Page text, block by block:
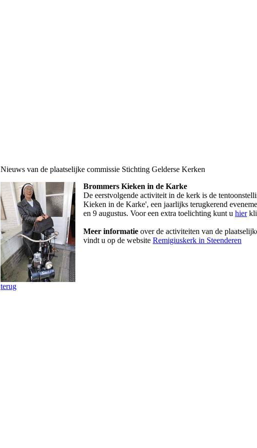
Nieuws van de plaatselijke commissie Stichting Gelderse Kerken
Brommers Kieken in de Karke
De eerstvolgende activiteit in de kerk is de
Kieken in de Karke', een jaarlijks terugkerend
en 9 augustus. Voor een extra toelichting kunt u hier
Meer informatie over de activiteiten van de
vindt u op de website Remigiuskerk in Steenderen
terug